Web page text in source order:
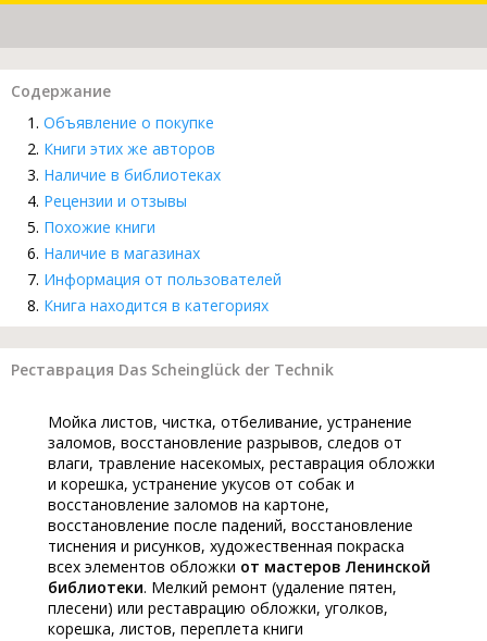
Содержание
Объявление о покупке
Книги этих же авторов
Наличие в библиотеках
Рецензии и отзывы
Похожие книги
Наличие в магазинах
Информация от пользователей
Книга находится в категориях
Реставрация Das Scheinglück der Technik
Мойка листов, чистка, отбеливание, устранение
заломов, восстановление разрывов, следов от
влаги, травление насекомых, реставрация обложки
и корешка, устранение укусов от собак и
восстановление заломов на картоне,
восстановление после падений, восстановление
тиснения и рисунков, художественная покраска
всех элементов обложки от мастеров Ленинской
библиотеки. Мелкий ремонт (удаление пятен,
плесени) или реставрацию обложки, уголков,
корешка, листов, переплета книги